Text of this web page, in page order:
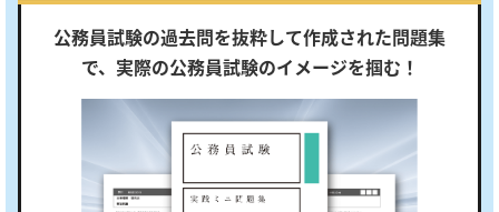
公務員試験の過去問を抜粋して作成された問題集
で、 実際の公務員試験のイメージを掴む！